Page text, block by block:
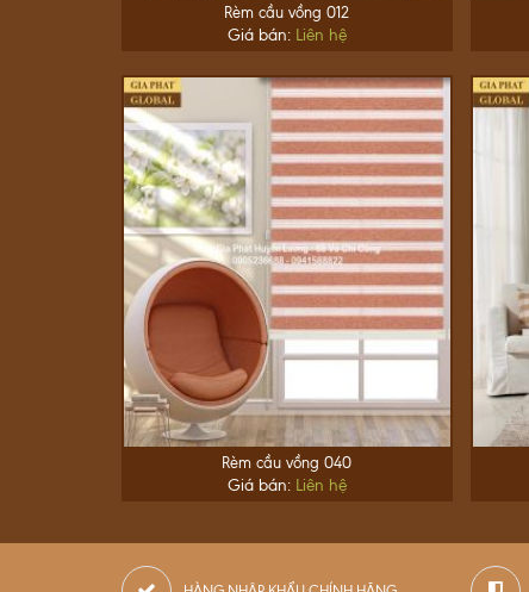
Rèm cầu vồng 012
Giá bán: Liên hệ
Rèm cầu vồng 040
Giá bán: Liên hệ